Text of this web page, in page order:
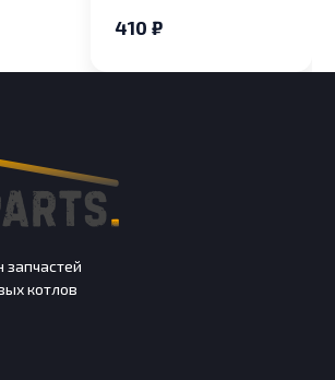
410 ₽
запчастей
котлов